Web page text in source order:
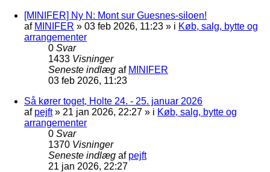
[MINIFER] Ny N: Mont sur Guesnes-siloen!
af MINIFER » 03 feb 2026, 11:23 » i Køb, salg, bytte og
arrangementer
0 Svar
1433 Visninger
Seneste indlæg af MINIFER
03 feb 2026, 11:23
Så kører toget, Holte 24. - 25. januar 2026
af pejft» 21 jan 2026, 22:27 » i Køb, salg, bytte og
arrangementer
0 Svar
1370 Visninger
Seneste indlæg af pejft
21 jan 2026, 22:27